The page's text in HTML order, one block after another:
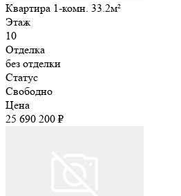
Квартира 1-комн. 33.2м²
Этаж
10
Отделка
без отделки
Статус
Свободно
Цена
25 690 200 ₽